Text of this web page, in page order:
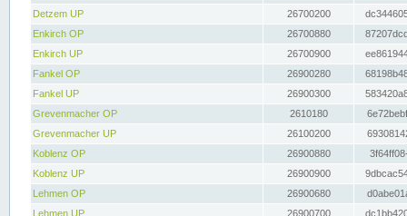
Detzem UP
26700200
Enkirch OP
26700880
Enkirch UP
26700900
Fankel OP
26900280
Fankel UP
26900300
Grevenmacher OP
2610180
Grevenmacher UP
26100200
Koblenz OP
26900880
Koblenz UP
26900900
Lehmen OP
26900680
Lehmen UP
26900700